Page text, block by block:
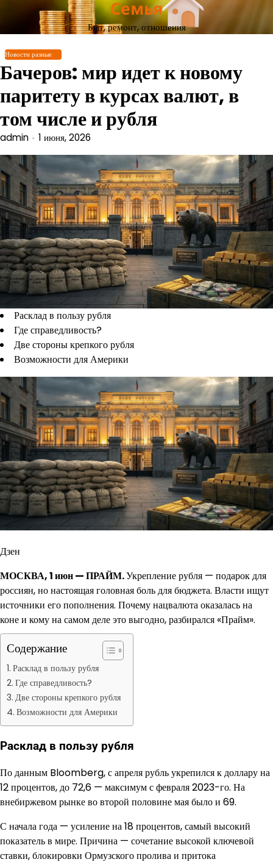
Перейти
содержимому
Семья
Быт, ремонт, отношения
Новости разные
Бачеров: мир идет к новому
паритету в курсах валют, в
том числе и рубля
admin 1 июня, 2026
Расклад в пользу рубля
Где справедливость?
Две стороны крепкого рубля
Возможности для Америки
Дзен
МОСКВА, 1 июн — ПРАЙМ.Укрепление рубля — подарок для
россиян, но настоящая головная боль для бюджета. Власти ищут
источники его пополнения. Почему нацвалюта оказалась на
коне и кому на самом деле это выгодно, разбирался «Прайм».
Содержание
Расклад в пользу рубля
Где справедливость?
Две стороны крепкого рубля
Возможности для Америки
Расклад в пользу рубля
По данным Bloomberg, с апреля рубль укрепился к доллару на
12 процентов, до 72,6 — максимум с февраля 2023-го. На
внебиржевом рынке во второй половине мая было и 69.
С начала года — усиление на 18 процентов, самый высокий
показатель в мире. Причина — сочетание высокой ключевой
ставки, блокировки Ормузского пролива и притока